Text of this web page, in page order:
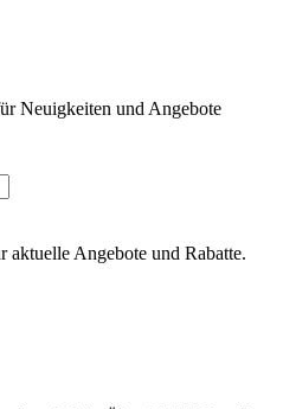
Neuigkeiten und Angebote
aktuelle Angebote und Rabatte.